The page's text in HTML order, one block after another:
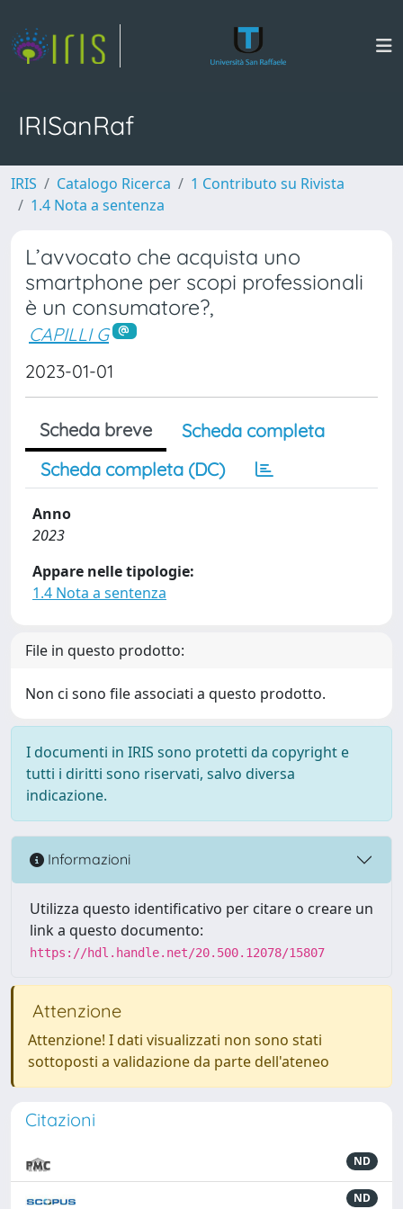
IRISanRaf
IRIS Catalogo Ricerca
1 Contributo su Rivista
1.4 Nota a sentenza
L’avvocato che acquista uno
smartphone per scopi professionali
è un consumatore?,
CAPILLI G
2023-01-01
Scheda breve
Scheda completa
Scheda completa (DC)
Anno
2023
Appare nelle tipologie:
1.4 Nota a sentenza
File in questo prodotto:
Non ci sono file associati a questo prodotto.
I documenti in IRIS sono protetti da copyright e
tutti i diritti sono riservati, salvo diversa
indicazione.
Informazioni
Utilizza questo identificativo per citare o creare un
link a questo documento:
https://hdl.handle.net/20.500.12078/15807
Attenzione
Attenzione! I dati visualizzati non sono stati
sottoposti a validazione da parte dell'ateneo
Citazioni
ND
ND